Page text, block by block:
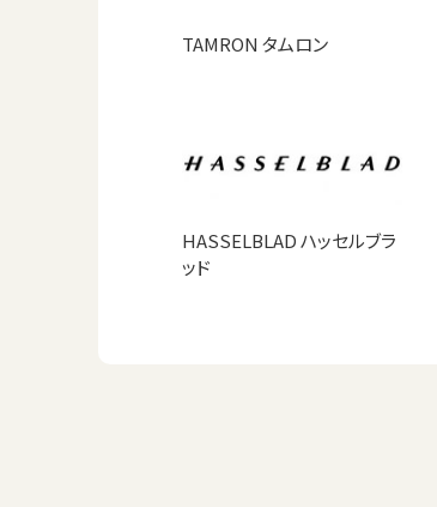
TAMRON タムロン
HASSELBLAD ハッセルブラ
ッド